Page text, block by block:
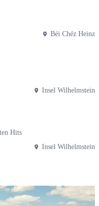
Béi Chéz Heinz
Insel Wilhelmstein
Hits
Insel Wilhelmstein